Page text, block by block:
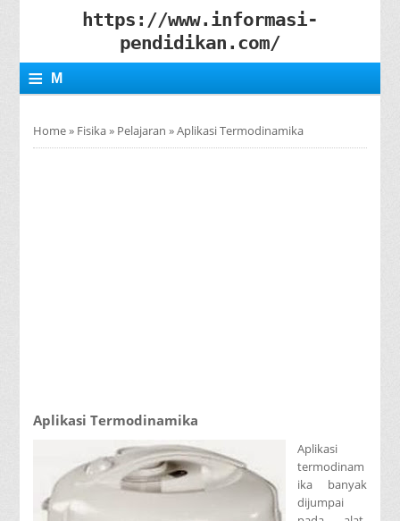
https://www.informasi-
pendidikan.com/
≡ M
Home» Fisika» Pelajaran »Aplikasi Termodinamika
Aplikasi Termodinamika
Aplikasi
termodinam
ika banyak
dijumpai